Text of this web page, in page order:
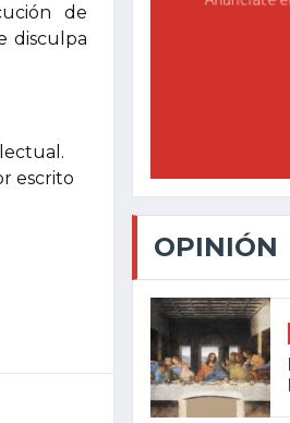
de
disculpa
escrito
OPINIÓN